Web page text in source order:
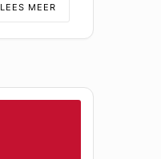
LEES MEER